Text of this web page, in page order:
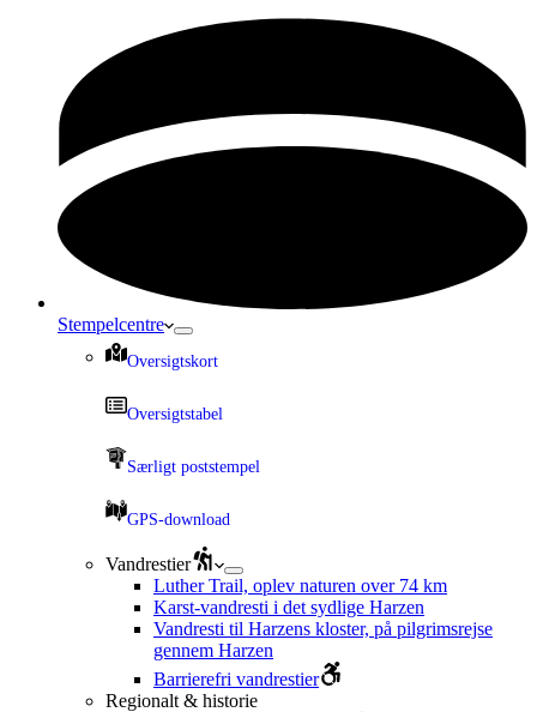
Stempelcentre
Oversigtskort
Oversigtstabel
Særligt poststempel
GPS-download
Vandrestier
Luther Trail, oplev naturen over 74 km
Karst-vandresti i det sydlige Harzen
Vandresti til Harzens kloster, på pilgrimsrejse
gennem Harzen
Barrierefri vandrestier
Regionalt & historie